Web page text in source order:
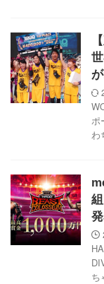
ポ
わ
ち